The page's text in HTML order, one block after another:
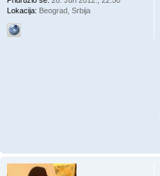
Lokacija: Beograd, Srbija